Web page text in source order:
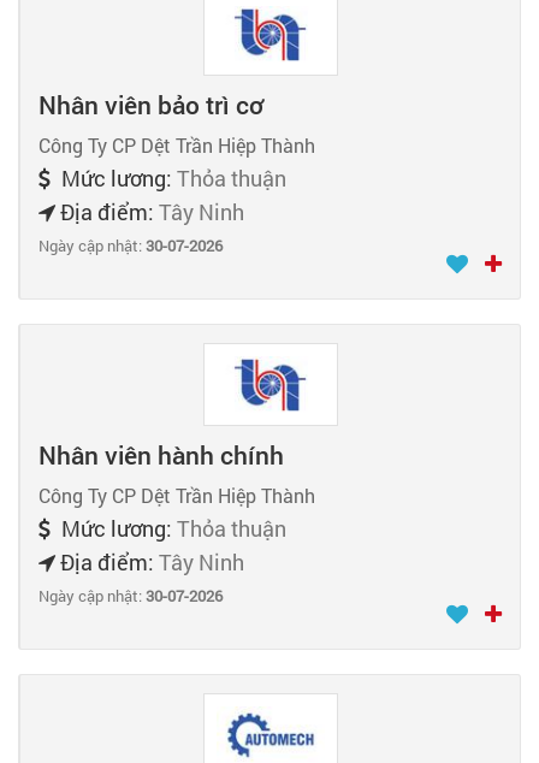
Nhân viên bảo trì cơ
Công Ty CP Dệt Trần Hiệp Thành
Mức lương: Thỏa thuận
Địa điểm: Tây Ninh
Ngày cập nhật:30-07-2026
Nhân viên hành chính
Công Ty CP Dệt Trần Hiệp Thành
Mức lương: Thỏa thuận
Địa điểm: Tây Ninh
Ngày cập nhật:30-07-2026